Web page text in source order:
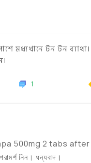
মধ্যখানে টন টন
1
500mg 2 tabs after
নিন। ধন্যবাদ।